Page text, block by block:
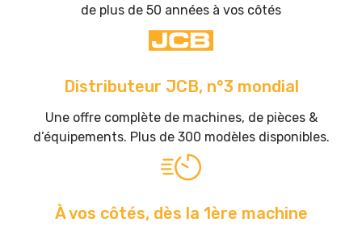
de plus de 50 années à vos côtés
Distributeur JCB, n°3 mondial
Une offre complète de machines, de pièces &
d’équipements. Plus de 300 modèles disponibles.
À vos côtés, dès la 1ère machine